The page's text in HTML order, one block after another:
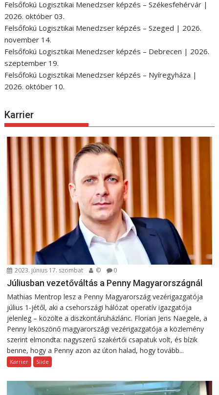
Felsőfokú Logisztikai Menedzser képzés – Székesfehérvár |
2026. október 03.
Felsőfokú Logisztikai Menedzser képzés – Szeged | 2026.
november 14.
Felsőfokú Logisztikai Menedzser képzés – Debrecen | 2026.
szeptember 19.
Felsőfokú Logisztikai Menedzser képzés – Nyíregyháza |
2026. október 10.
Karrier
2023. június 17. szombat © 0
Júliusban vezetőváltás a Penny Magyarországnál
Mathias Mentrop lesz a Penny Magyarország vezérigazgatója
július 1-jétől, aki a csehországi hálózat operatív igazgatója
jelenleg – közölte a diszkontáruházlánc. Florian Jens Naegele, a
Penny leköszönő magyarországi vezérigazgatója a közlemény
szerint elmondta: nagyszerű szakértői csapatuk volt, és bízik
benne, hogy a Penny azon az úton halad, hogy tovább...
Karrier Slide